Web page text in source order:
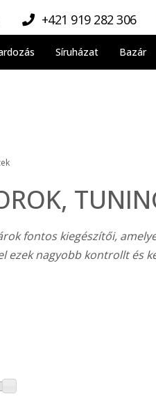
+421 919 282 306
Síruházat Bazár
fontos kiegészítői,
nagyobb kontrollt és